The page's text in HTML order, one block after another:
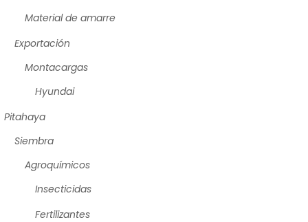
Material de amarre
Exportación
Montacargas
Hyundai
Pitahaya
Siembra
Agroquímicos
Insecticidas
Fertilizantes